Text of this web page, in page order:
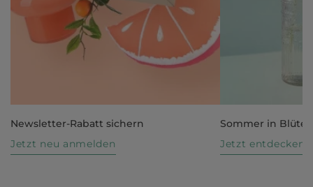
Newsletter-Rabatt sichern
Jetzt neu anmelden
Sommer in Blüte
Jetzt entdecken